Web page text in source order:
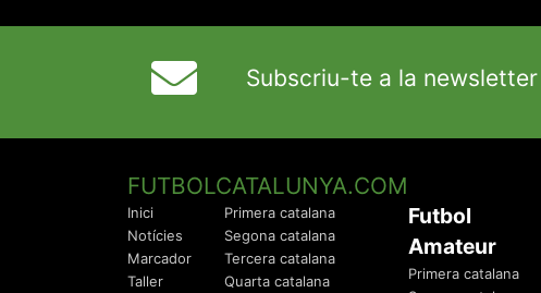
Subscriu-te a la newsletter
FUTBOLCATALUNYA.COM
Inici
Notícies
Marcador
Taller
Primera catalana
Segona catalana
Tercera catalana
Quarta catalana
Futbol
Amateur
Primera catalana